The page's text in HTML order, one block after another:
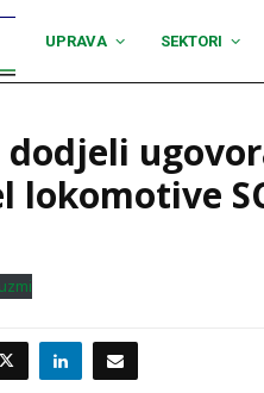
UPRAVA SEKTORI
lokomotive